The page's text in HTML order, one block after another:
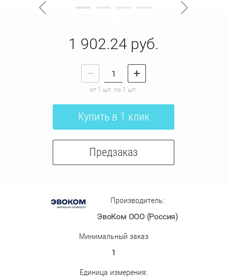
1 902.24 руб.
от 1 шт. по 1 шт.
Купить в 1 клик
Предзаказ
Производитель:
ЭвоКом ООО (Россия)
Минимальный заказ
1
Единица измерения: